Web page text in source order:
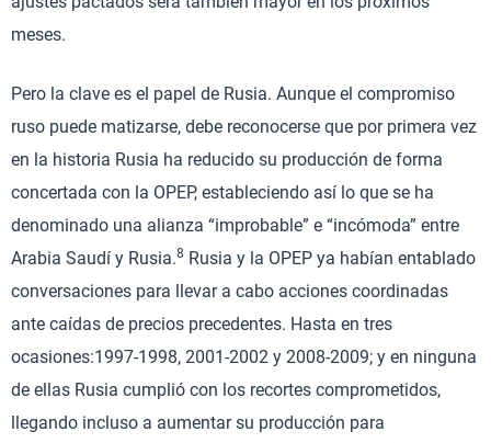
meses.
Pero la clave es el papel de Rusia. Aunque el compromiso
ruso puede matizarse, debe reconocerse que por primera vez
en la historia Rusia ha reducido su producción de forma
concertada con la OPEP, estableciendo así lo que se ha
denominado una alianza “improbable” e “incómoda” entre
Arabia Saudí y Rusia.8 Rusia y la OPEP ya habían entablado
conversaciones para llevar a cabo acciones coordinadas
ante caídas de precios precedentes. Hasta en tres
ocasiones:1997-1998, 2001-2002 y 2008-2009; y en ninguna
de ellas Rusia cumplió con los recortes comprometidos,
llegando incluso a aumentar su producción para